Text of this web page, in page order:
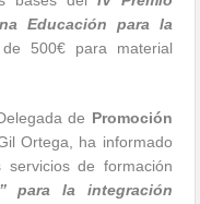
Educación para la
500€ para material
de Promoción
Ortega, ha informado
de formación
para la integración